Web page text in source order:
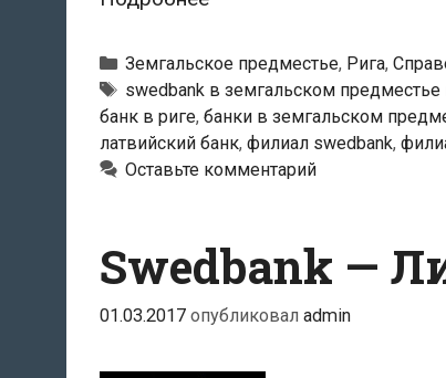
Филиал
«Spice»
Рубрики
Земгальское предместье, Рига,
Тэги
swedbank в земгальском предместье
банк в риге, банки в земгальском
латвийский банк, филиал swedbank,
Оставьте комментарий
Swedbank —
01.03.2017 опубликовал admin